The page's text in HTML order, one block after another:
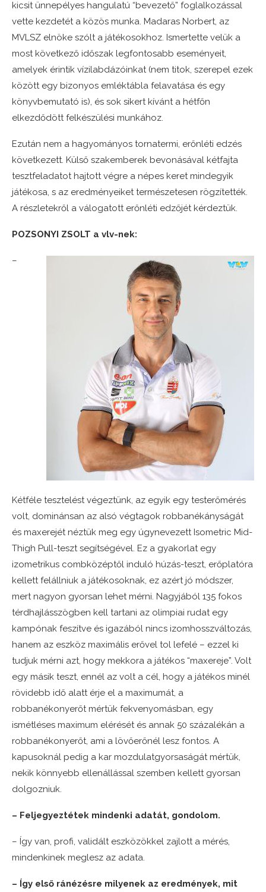
kicsit ünnepélyes hangulatú “bevezető” foglalkozással
vette kezdetét a közös munka. Madaras Norbert, az
MVLSZ elnöke szólt a játékosokhoz. Ismertette velük a
most következő időszak legfontosabb eseményeit,
amelyek érintik vízilabdázóinkat (nem titok, szerepel ezek
között egy bizonyos emléktábla felavatása és egy
könyvbemutató is), és sok sikert kívánt a hétfőn
elkezdődött felkészülési munkához.
Ezután nem a hagyományos tornatermi, erőnléti edzés
következett. Külső szakemberek bevonásával kétfajta
tesztfeladatot hajtott végre a népes keret mindegyik
játékosa, s az eredményeiket természetesen rögzítették.
A részletekről a válogatott erőnléti edzőjét kérdeztük.
POZSONYI ZSOLT a vlv-nek:
–
Kétféle tesztelést végeztünk, az egyik egy testerőmérés
volt, dominánsan az alsó végtagok robbanékányságát
és maxerejét néztük meg egy úgynevezett Isometric Mid-
Thigh Pull-teszt segítségével. Ez a gyakorlat egy
izometrikus combközéptől induló húzás-teszt, erőplatóra
kellett felállniuk a játékosoknak, ez azért jó módszer,
mert nagyon gyorsan lehet mérni. Nagyjából 135 fokos
térdhajlásszögben kell tartani az olimpiai rudat egy
kampónak feszítve és igazából nincs izomhosszváltozás,
hanem az eszköz maximális erővel tol lefelé – ezzel ki
tudjuk mérni azt, hogy mekkora a játékos “maxereje”. Volt
egy másik teszt, ennél az volt a cél, hogy a játékos minél
rövidebb idő alatt érje el a maximumát, a
robbanékonyerőt mértük fekvenyomásban, egy
ismétléses maximum elérését és annak 50 százalékán a
robbanékonyerőt, ami a lövőerőnél lesz fontos. A
kapusoknál pedig a kar mozdulatgyorsaságát mértük,
nekik könnyebb ellenállással szemben kellett gyorsan
dolgozniuk.
– Feljegyeztétek mindenki adatát, gondolom.
– Így van, profi, validált eszközökkel zajlott a mérés,
mindenkinek meglesz az adata.
– Így első ránézésre milyenek az eredmények, mit